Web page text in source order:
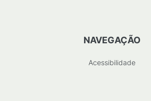
NAVEGAÇÃO
Acessibilidade